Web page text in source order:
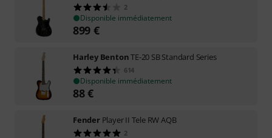
2
Disponible immédiatement
899 €
Harley BentonTE-20 SB Standard Series
614
Disponible immédiatement
88€
Fender Player II Tele RW AQB
2